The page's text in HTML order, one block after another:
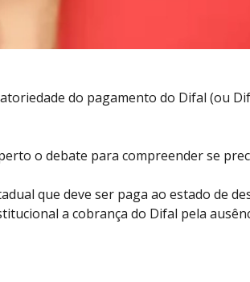
do pagamento do Difal (ou
o debate para compreender se
que deve ser paga ao estado de
a cobrança do Difal pela